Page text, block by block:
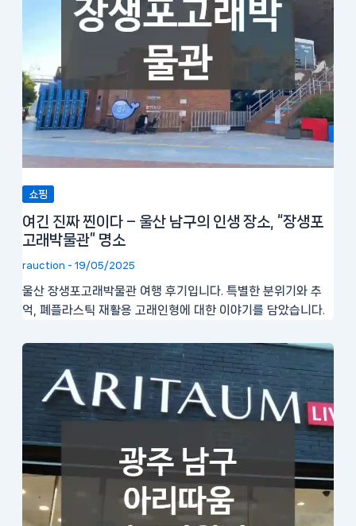
쇼핑
여긴 진짜 찐이다 – 울산 남구의 인생 장소, “장생포
고래박물관” 명소
rauction - 19/05/2025
울산 장생포고래박물관 여행 후기입니다. 특별한 분위기와 추
억, 폐플라스틱 재활용 고래인형에 대한 이야기를 담았습니다.